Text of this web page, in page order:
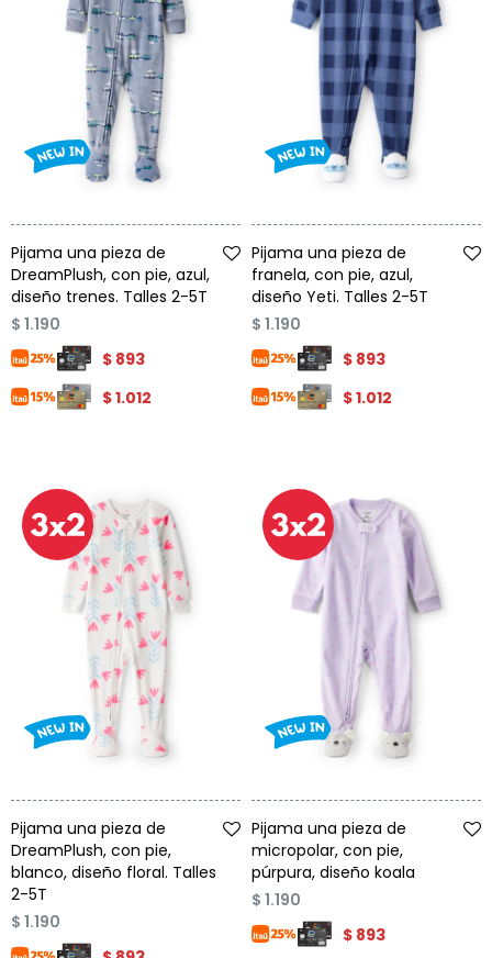
Pijama una pieza de
DreamPlush, con pie, azul,
diseño trenes. Talles 2-5T
$ 1.190
$ 893
$1.012
Pijama una pieza de
franela, con pie, azul,
diseño Yeti. Talles 2-5T
$ 1.190
$ 893
$1.012
Pijama una pieza de
DreamPlush, con pie,
blanco, diseño floral. Talles
2-5T
$ 1.190
Pijama una pieza de
micropolar, con pie,
púrpura, diseño koala
$ 1.190
$ 893